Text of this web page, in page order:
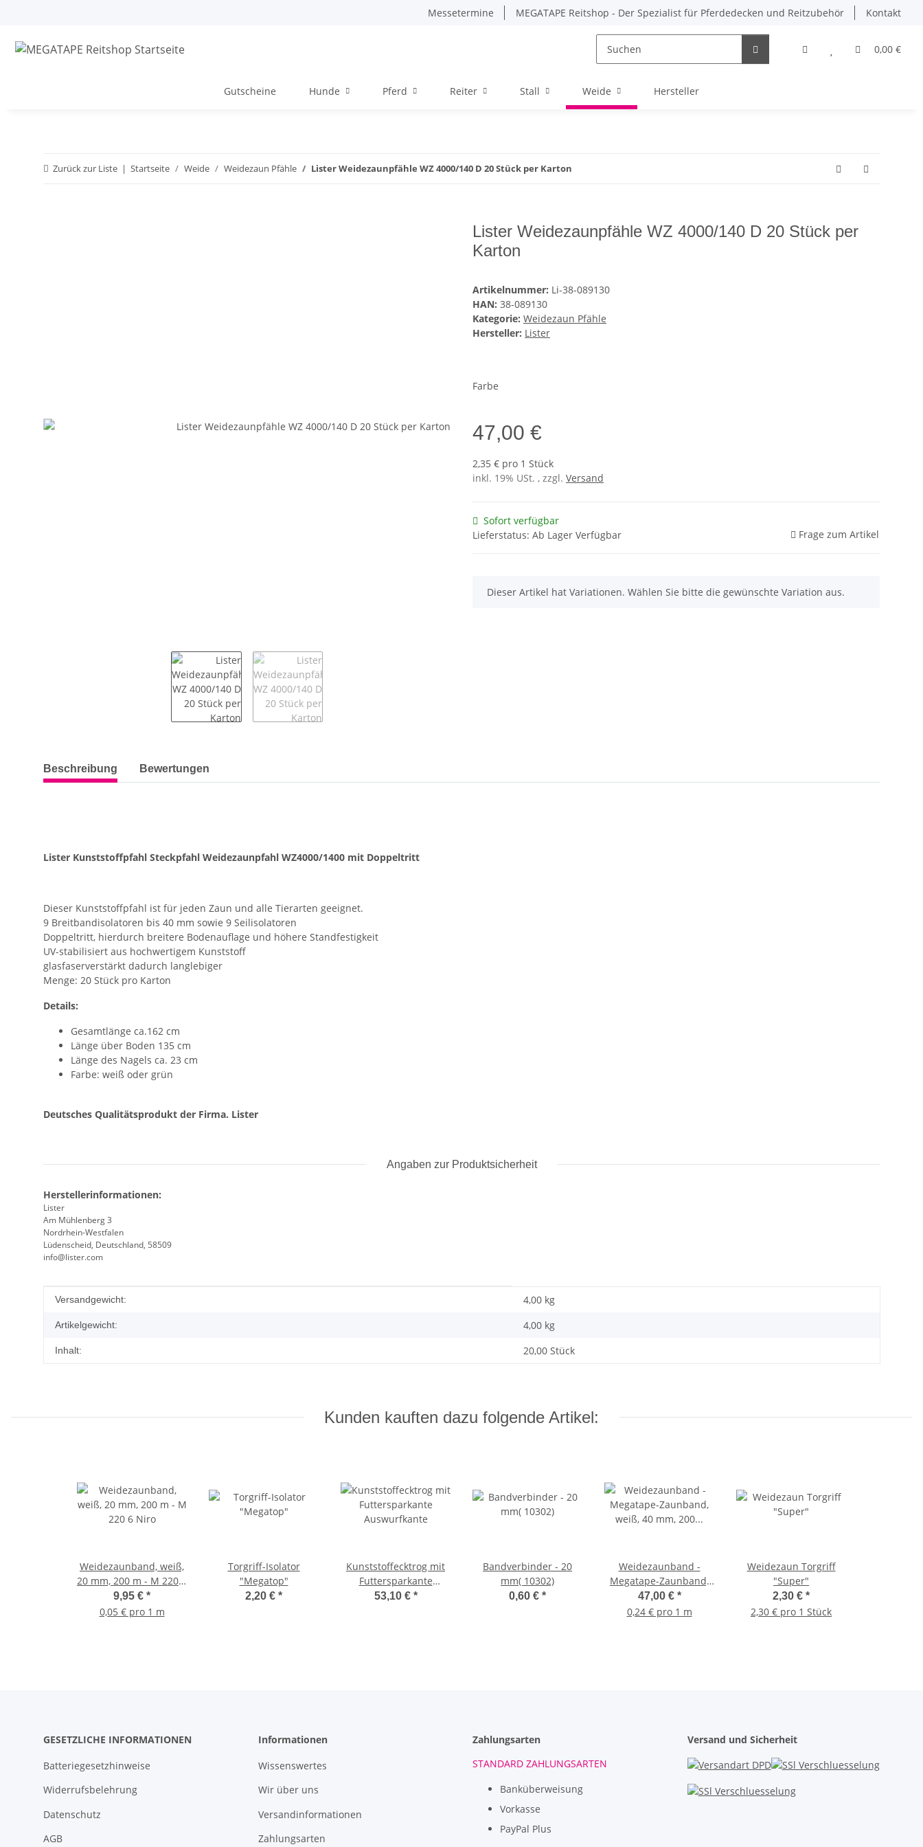
Messetermine MEGATAPE Reitshop - Der Spezialist für Pferdedecken und Reitzubehör Kontakt
0,00 €
Gutscheine Hunde Pferd Reiter Stall Weide Hersteller
Zurück zur Liste Startseite Weide Weidezaun Pfähle Lister Weidezaunpfähle WZ 4000/140 D 20 Stück per Karton
Lister Weidezaunpfähle WZ 4000/140 D 20 Stück per
Karton
Artikelnummer: Li-38-089130
HAN: 38-089130
Kategorie: Weidezaun Pfähle
Hersteller: Lister
Farbe
47,00 €
2,35 € pro 1 Stück
inkl. 19% USt. , zzgl. Versand
Sofort verfügbar
Lieferstatus: Ab Lager Verfügbar
Frage zum Artikel
x
Dieser Artikel hat Variationen. Wählen Sie bitte die gewünschte Variation aus.
weitere Registerkarten anzeigen
Beschreibung Bewertungen
Lister Kunststoffpfahl Steckpfahl Weidezaunpfahl WZ4000/1400 mit Doppeltritt
Dieser Kunststoffpfahl ist für jeden Zaun und alle Tierarten geeignet.
9 Breitbandisolatoren bis 40 mm sowie 9 Seilisolatoren
Doppeltritt, hierdurch breitere Bodenauflage und höhere Standfestigkeit
UV-stabilisiert aus hochwertigem Kunststoff
glasfaserverstärkt dadurch langlebiger
Menge: 20 Stück pro Karton
Details:
Gesamtlänge ca.162 cm
Länge über Boden 135 cm
Länge des Nagels ca. 23 cm
Farbe: weiß oder grün
Deutsches Qualitätsprodukt der Firma. Lister
Angaben zur Produktsicherheit
Herstellerinformationen:
Lister
Am Mühlenberg 3
Nordrhein-Westfalen
Lüdenscheid, Deutschland, 58509
info@lister.com
Produkteigenschaft
Wert
Versandgewicht: 4,00 kg
Artikelgewicht: 4,00 kg
Inhalt: 20,00 Stück
Kunden kauften dazu folgende Artikel:
Weidezaunband, weiß,
20 mm, 200 m - M 220 6
Niro
9,95 € *
0,05 € pro 1 m
Torgriff-Isolator
"Megatop"
2,20 € *
Kunststoffecktrog mit
Futtersparkante
Auswurfkante
53,10 € *
Bandverbinder - 20
mm( 10302)
0,60 € *
Weidezaunband -
Megatape-Zaunband,
weiß, 40 mm, 200 m,
1,79 Ohm/m
47,00 € *
0,24 € pro 1 m
Weidezaun Torgriff
"Super"
2,30 € *
2,30 € pro 1 Stück
GESETZLICHE INFORMATIONEN
Batteriegesetzhinweise
Widerrufsbelehrung
Datenschutz
AGB
Informationen
Wissenswertes
Wir über uns
Versandinformationen
Zahlungsarten
Zahlungsarten
STANDARD ZAHLUNGSARTEN
Banküberweisung
Vorkasse
PayPal Plus
Versand und Sicherheit